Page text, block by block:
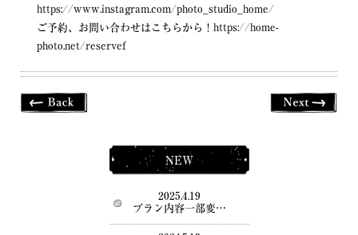
https://www.instagram.com/photo_studio_home/
ご予約、お問い合わせはこちらから！https://home-
photo.net/reservef
NEW
2025.4.19
プラン内容一部変…